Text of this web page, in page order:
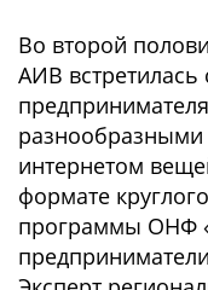
Во второй
АИВ
разнообразными
интернетом
формате
программы ОНФ